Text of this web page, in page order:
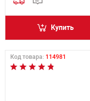
Купить
Код товара: 114981